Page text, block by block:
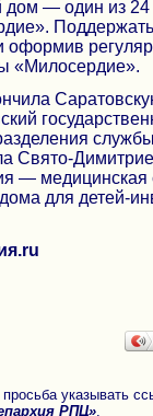
— один из 24
оформив
«Милосердие».
Свято-
—
дома для детей-
указывать
РПЦ»